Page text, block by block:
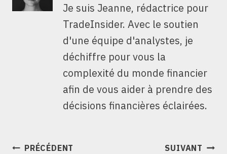
Je suis Jeanne, rédactrice pour
TradeInsider. Avec le soutien
d'une équipe d'analystes, je
déchiffre pour vous la
complexité du monde financier
afin de vous aider à prendre des
décisions financières éclairées.
NAVIGATION
PRÉCÉDENT SUIVANT